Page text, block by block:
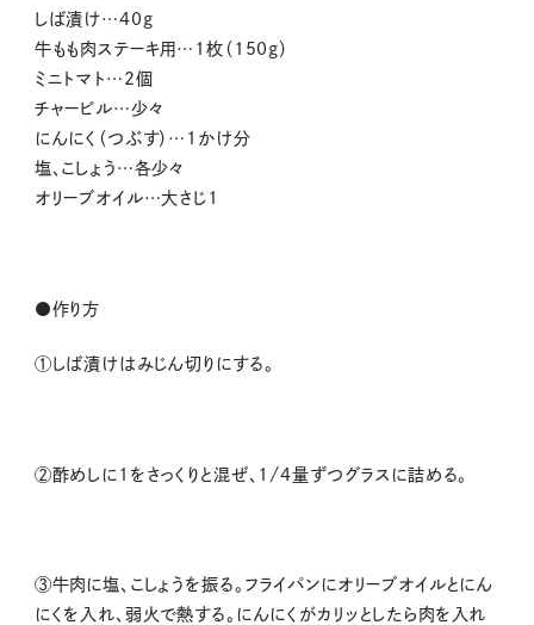
しば漬け…40ｇ
牛もも肉ステーキ用…1枚（150ｇ）
ミニトマト…2個
チャービル…少々
にんにく（つぶす）…1かけ分
塩、こしょう…各少々
オリーブオイル…大さじ1
●作り方
①しば漬けはみじん切りにする。
②酢めしに1をさっくりと混ぜ、1/4量ずつグラスに詰める。
③牛肉に塩、こしょうを振る。フライパンにオリーブオイルとにん
にくを入れ、弱火で熱する。にんにくがカリッとしたら肉を入れ